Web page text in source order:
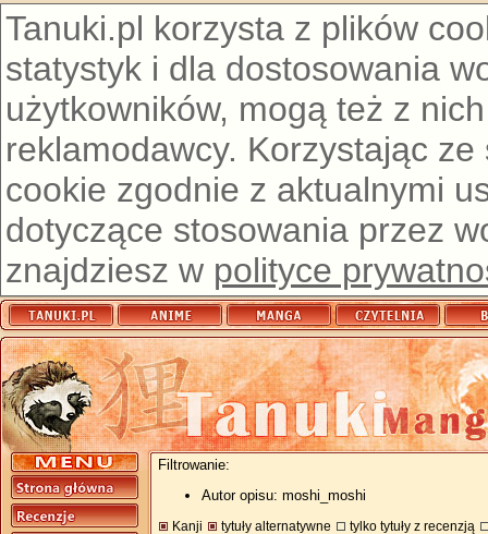
Tanuki.pl korzysta z plików
statystyk i dla dostosowania
użytkowników, mogą też z
reklamodawcy. Korzystając
cookie zgodnie z aktualnymi
dotyczące stosowania przez
znajdziesz w polityce
Filtrowanie:
Autor opisu: moshi_moshi
Kanji tytuły alternatywne tylko tytuły z recenzją